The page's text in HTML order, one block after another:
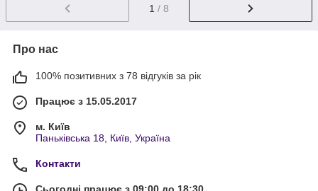
1 / 8
Про нас
100% позитивних з 78 відгуків за рік
Працює з 15.05.2017
м. Київ
Паньківська 18, Київ, Україна
Контакти